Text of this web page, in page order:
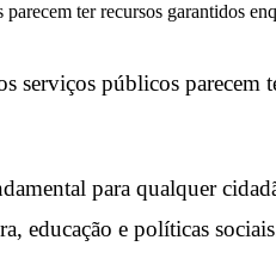
ter recursos garantidos
serviços públicos
para qualquer
educação e políticas